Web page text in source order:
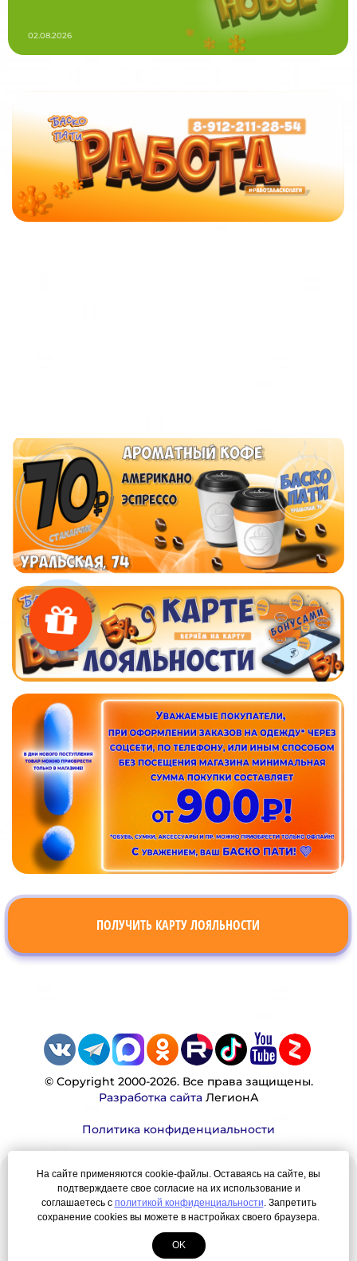
02.08.2026
ПОЛУЧИТЬ КАРТУ ЛОЯЛЬНОСТИ
© Copyright 2000-2026. Все права защищены.
Разработка сайтаЛегионА
Политика конфиденциальности
Наша миссия:
Мы — честно, много, давно продаем вещи,
которые Вы ищете. Для нас главная ценность —
результат для нашего клиента!
На сайте применяются cookie-файлы. Оставаясь на сайте, вы
подтверждаете свое согласие на их использование и
соглашаетесь с политикой конфиденциальности. Запретить
сохранение cookies вы можете в настройках своего браузера.
OK